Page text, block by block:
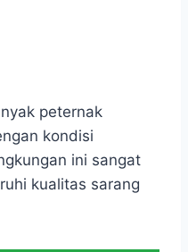
peternak
kondisi
ini sangat
kualitas sarang